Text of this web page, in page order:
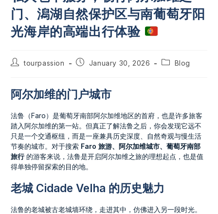
门、潟湖自然保护区与南葡萄牙阳
光海岸的高端出行体验
tourpassion January 30, 2026 Blog
阿尔加维的门户城市
法鲁（Faro）是葡萄牙南部阿尔加维地区的首府，也是许多旅客
踏入阿尔加维的第一站。但真正了解法鲁之后，你会发现它远不
只是一个交通枢纽，而是一座兼具历史深度、自然奇观与慢生活
节奏的城市。对于搜索 Faro 旅游、阿尔加维城市、葡萄牙南部
旅行的游客来说，法鲁是开启阿尔加维之旅的理想起点，也是值
得单独停留探索的目的地。
老城 Cidade Velha 的历史魅力
法鲁的老城被古老城墙环绕，走进其中，仿佛进入另一段时光。